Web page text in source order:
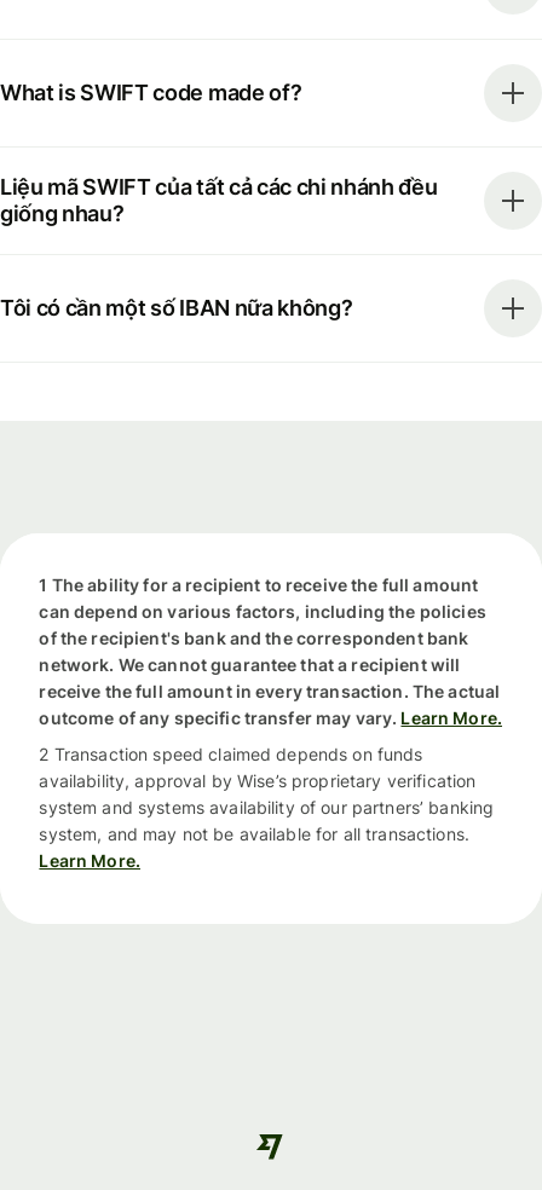
What is SWIFT code made of?
Liệu mã SWIFT của tất cả các chi nhánh đều
giống nhau?
Tôi có cần một số IBAN nữa không?
1 The ability for a recipient to receive the full amount
can depend on various factors, including the policies
of the recipient's bank and the correspondent bank
network. We cannot guarantee that a recipient will
receive the full amount in every transaction. The actual
outcome of any specific transfer may vary. Learn More.
2 Transaction speed claimed depends on funds
availability, approval by Wise’s proprietary verification
system and systems availability of our partners’ banking
system, and may not be available for all transactions.
Learn More.